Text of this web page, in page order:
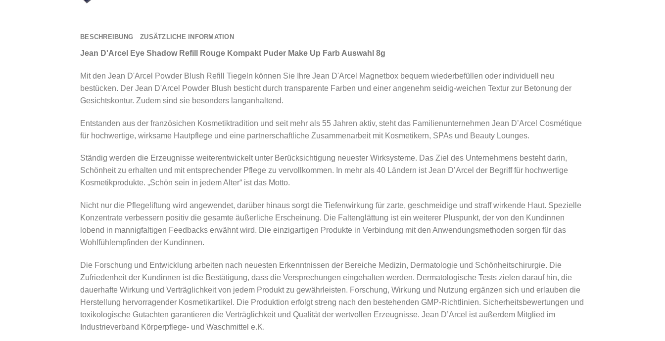
BESCHREIBUNG ZUSÄTZLICHE INFORMATION
Jean D'Arcel Eye Shadow Refill Rouge Kompakt Puder Make Up Farb Auswahl 8g
Mit den Jean D'Arcel Powder Blush Refill Tiegeln können Sie Ihre Jean D'Arcel Magnetbox bequem wiederbefüllen oder individuell neu
bestücken. Der Jean D'Arcel Powder Blush besticht durch transparente Farben und einer angenehm seidig-weichen Textur zur Betonung der
Gesichtskontur. Zudem sind sie besonders langanhaltend.
Entstanden aus der französichen Kosmetiktradition und seit mehr als 55 Jahren aktiv, steht das Familienunternehmen Jean D’Arcel Cosmétique
für hochwertige, wirksame Hautpflege und eine partnerschaftliche Zusammenarbeit mit Kosmetikern, SPAs und Beauty Lounges.
Ständig werden die Erzeugnisse weiterentwickelt unter Berücksichtigung neuester Wirksysteme. Das Ziel des Unternehmens besteht darin,
Schönheit zu erhalten und mit entsprechender Pflege zu vervollkommen. In mehr als 40 Ländern ist Jean D’Arcel der Begriff für hochwertige
Kosmetikprodukte. „Schön sein in jedem Alter“ ist das Motto.
Nicht nur die Pflegeliftung wird angewendet, darüber hinaus sorgt die Tiefenwirkung für zarte, geschmeidige und straff wirkende Haut. Spezielle
Konzentrate verbessern positiv die gesamte äußerliche Erscheinung. Die Faltenglättung ist ein weiterer Pluspunkt, der von den Kundinnen
lobend in mannigfaltigen Feedbacks erwähnt wird. Die einzigartigen Produkte in Verbindung mit den Anwendungsmethoden sorgen für das
Wohlfühlempfinden der Kundinnen.
Die Forschung und Entwicklung arbeiten nach neuesten Erkenntnissen der Bereiche Medizin, Dermatologie und Schönheitschirurgie. Die
Zufriedenheit der Kundinnen ist die Bestätigung, dass die Versprechungen eingehalten werden. Dermatologische Tests zielen darauf hin, die
dauerhafte Wirkung und Verträglichkeit von jedem Produkt zu gewährleisten. Forschung, Wirkung und Nutzung ergänzen sich und erlauben die
Herstellung hervorragender Kosmetikartikel. Die Produktion erfolgt streng nach den bestehenden GMP-Richtlinien. Sicherheitsbewertungen und
toxikologische Gutachten garantieren die Verträglichkeit und Qualität der wertvollen Erzeugnisse. Jean D’Arcel ist außerdem Mitglied im
Industrieverband Körperpflege- und Waschmittel e.K.